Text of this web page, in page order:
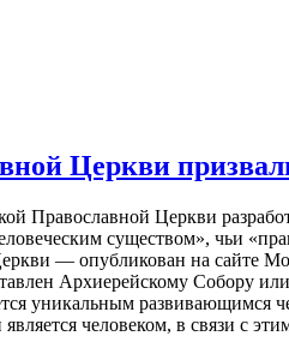
Церкви
Православной Церкви
существом», чьи
— опубликован на сайте
Архиерейскому Собору
уникальным развивающимся
человеком, в связи с